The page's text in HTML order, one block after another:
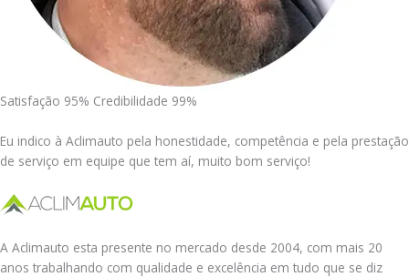
Satisfação 95% Credibilidade 99%
Eu indico à Aclimauto pela honestidade, competência e pela prestação
de serviço em equipe que tem aí, muito bom serviço!
A Aclimauto esta presente no mercado desde 2004, com mais 20
anos trabalhando com qualidade e excelência em tudo que se diz